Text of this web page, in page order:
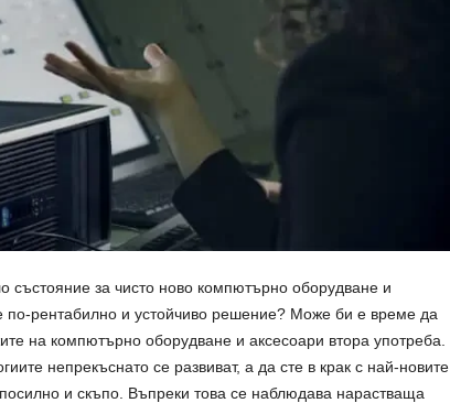
състояние за чисто ново компютърно оборудване и
по-рентабилно и устойчиво решение? Може би е време да
на компютърно оборудване и аксесоари втора употреба.
непрекъснато се развиват, а да сте в крак с най-новите
и скъпо. Въпреки това се наблюдава нарастваща